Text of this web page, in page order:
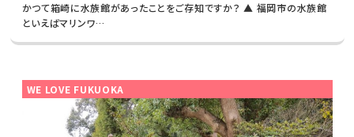
かつて箱崎に水族館があったことをご存知ですか？ ▲ 福岡市の水族館
といえばマリンワ…
WE LOVE FUKUOKA